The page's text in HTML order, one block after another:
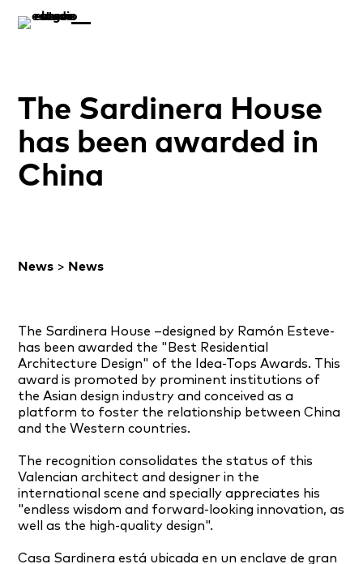
The Sardinera House
has been awarded in
China
News > News
The Sardinera House –designed by Ramón Esteve-
has been awarded the "Best Residential
Architecture Design" of the Idea-Tops Awards. This
award is promoted by prominent institutions of
the Asian design industry and conceived as a
platform to foster the relationship between China
and the Western countries.
The recognition consolidates the status of this
Valencian architect and designer in the
international scene and specially appreciates his
"endless wisdom and forward-looking innovation, as
well as the high-quality design".
Casa Sardinera está ubicada en un enclave de gran